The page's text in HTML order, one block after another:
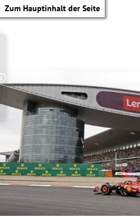
Zum Hauptinhalt der Seite
Copyright-Hinweis öffnen/schließen